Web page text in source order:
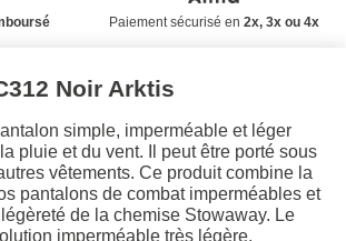
Paiement sécurisé en 2x, 3x ou 4x
Noir Arktis
simple, imperméable et léger
pluie et du vent. Il peut être porté sous
vêtements. Ce produit combine la
pantalons de combat imperméables et
de la chemise Stowaway. Le
imperméable très légère.